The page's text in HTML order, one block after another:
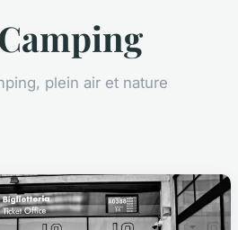
plein air et nature